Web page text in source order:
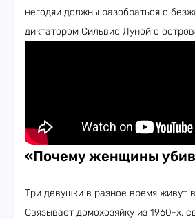
негодяи должны разобраться с
диктатором Сильвио Луной с
«Почему женщины
Три девушки в разное время живут
Связывает домохозяйку из 1960-х,